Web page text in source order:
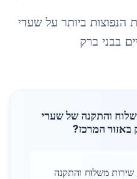
הנפוצות ביותר עלשערי
בבני ברק
והתקנה של שערי
באזור המרכז?
שירות משלוח והתקנה